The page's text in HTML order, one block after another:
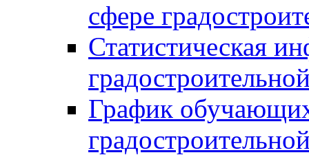
сфере
Статистическая
График